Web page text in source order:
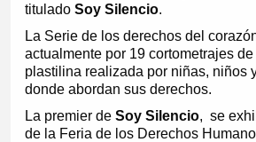
titulado Soy Silencio.
La Serie de los derechos del
actualmente por 19 cortometrajes
plastilina realizada por niñas, niños
donde abordan sus derechos.
La premier de Soy Silencio, se
de la Feria de los Derechos